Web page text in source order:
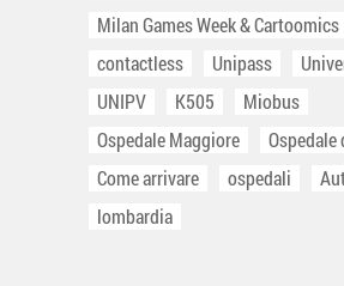
Milan Games Week & Cartoomics
contactless
Unipass
UNIPV
K505
Miobus
Ospedale Maggiore
Ospedale
Come arrivare
ospedali
lombardia